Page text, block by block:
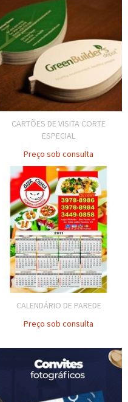
CARTÕES DE VISITA CORTE
ESPECIAL
Preço sob consulta
CALENDÁRIO DE PAREDE
Preço sob consulta